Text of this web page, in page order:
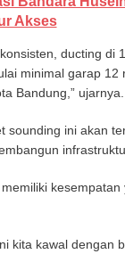
Akses
ducting di
minimal garap
Bandung,” ujarnya.
sounding ini akan
kita kawal dengan